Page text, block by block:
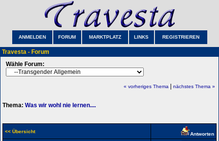
ANMELDEN FORUM MARKTPLATZ LINKS REGISTRIEREN
Travesta - Forum
Wähle Forum:
« vorheriges Thema nächstes Thema »
Thema: Was wir wohl nie lernen....
<< Übersicht Antworten